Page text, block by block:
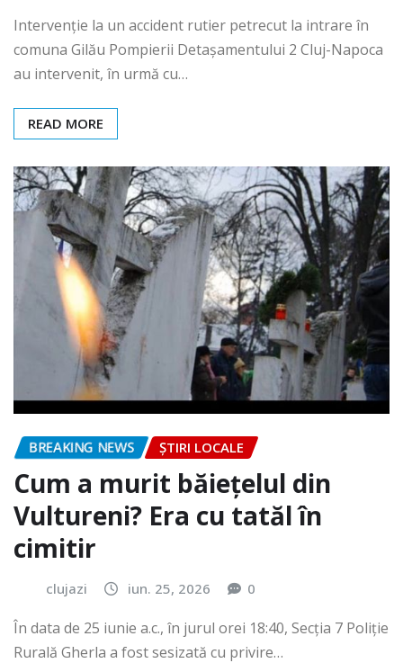
Intervenție la un accident rutier petrecut la intrare în
comuna Gilău Pompierii Detașamentului 2 Cluj-Napoca
au intervenit, în urmă cu…
READ MORE
BREAKING NEWS ȘTIRI LOCALE
Cum a murit băiețelul din
Vultureni? Era cu tatăl în
cimitir
clujazi iun. 25, 2026 0
În data de 25 iunie a.c., în jurul orei 18:40, Secția 7 Poliție
Rurală Gherla a fost sesizată cu privire…